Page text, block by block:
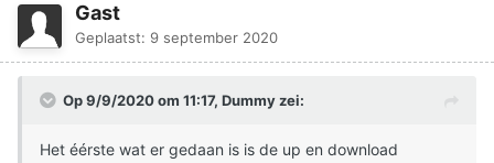
Gast
Geplaatst: 9 september 2020
Op 9/9/2020 om 11:17, Dummyzei:
Het éérste wat er gedaan is is de up en download